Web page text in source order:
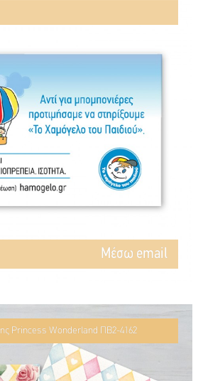
Mέσω email
Princess Wonderland ΠΒ2-4162